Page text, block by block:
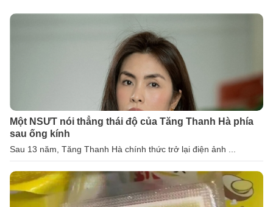
Một NSƯT nói thẳng thái độ của Tăng Thanh Hà phía
sau ống kính
Sau 13 năm, Tăng Thanh Hà chính thức trở lại điện ảnh ...